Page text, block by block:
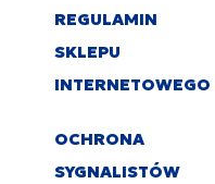
REGULAMIN
SKLEPU
INTERNETOWEGO
OCHRONA
SYGNALISTÓW